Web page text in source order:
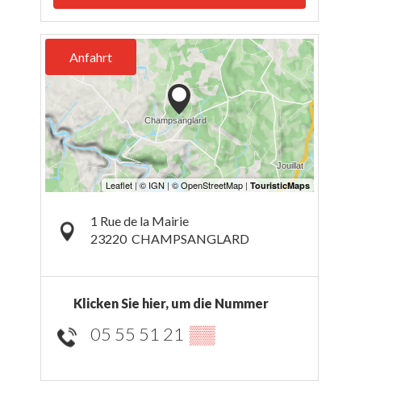
Anfahrt
1 Rue de la Mairie
23220 CHAMPSANGLARD
Klicken Sie hier, um die Nummer
05 55 51 21 ▒▒